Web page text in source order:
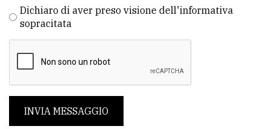
Dichiaro di aver preso visione dell'informativa
sopracitata
INVIA MESSAGGIO